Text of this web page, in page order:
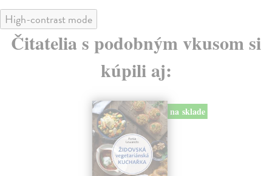
High-contrast mode
Čitatelia s podobným vkusom si
kúpili aj:
na sklade